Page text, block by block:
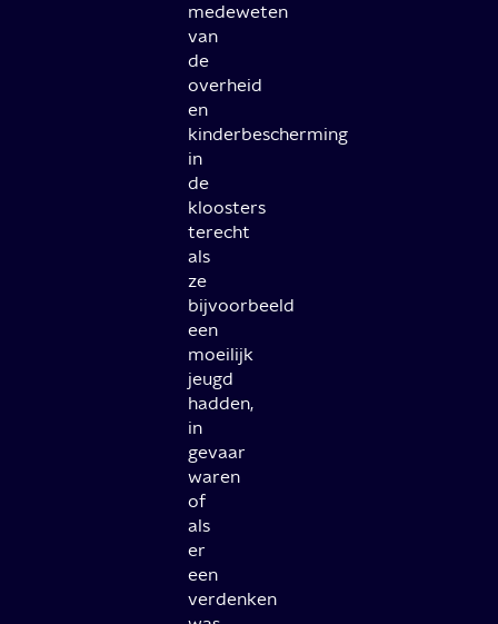
medeweten
van
de
overheid
en
kinderbescherming
in
de
kloosters
terecht
als
ze
bijvoorbeeld
een
moeilijk
jeugd
hadden,
in
gevaar
waren
of
als
er
een
verdenken